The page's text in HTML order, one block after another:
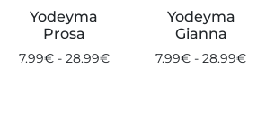
Yodeyma
Prosa
7.99€ - 28.99€
Yodeyma
Gianna
7.99€ - 28.99€